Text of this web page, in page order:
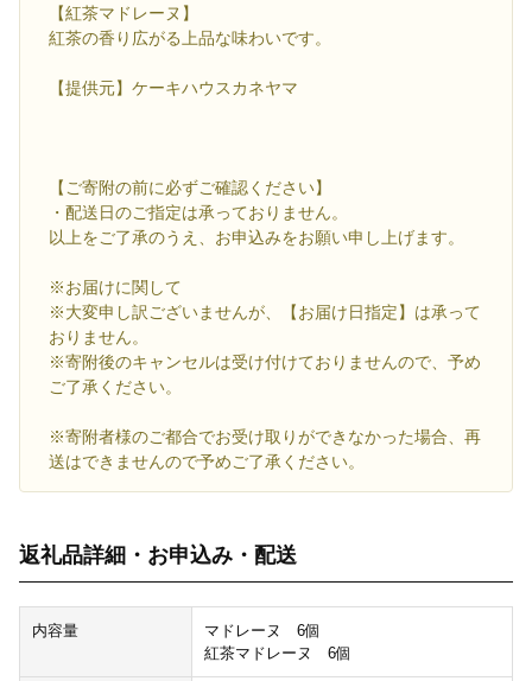
【紅茶マドレーヌ】
紅茶の香り広がる上品な味わいです。
【提供元】ケーキハウスカネヤマ
【ご寄附の前に必ずご確認ください】
・配送日のご指定は承っておりません。
以上をご了承のうえ、お申込みをお願い申し上げます。
※お届けに関して
※大変申し訳ございませんが、【お届け日指定】は承って
おりません。
※寄附後のキャンセルは受け付けておりませんので、予め
ご了承ください。
※寄附者様のご都合でお受け取りができなかった場合、再
送はできませんので予めご了承ください。
返礼品詳細・お申込み・配送
内容量
マドレーヌ 6個
紅茶マドレーヌ 6個